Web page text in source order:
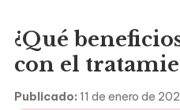
¿Qué
con el
Publicado: 11 de enero de